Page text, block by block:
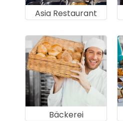
Asia Restaurant
Bäckerei